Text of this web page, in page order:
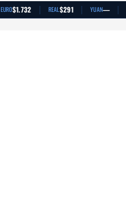
EURO$1.732 | REAL$291 | YUAN— |